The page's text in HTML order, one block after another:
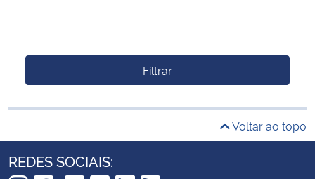
Filtrar
Voltar ao topo
REDES SOCIAIS: